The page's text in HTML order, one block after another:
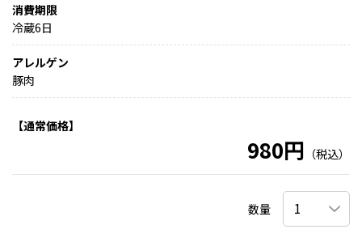
消費期限
冷蔵6日
アレルゲン
豚肉
【通常価格】
980円 （税込）
数量